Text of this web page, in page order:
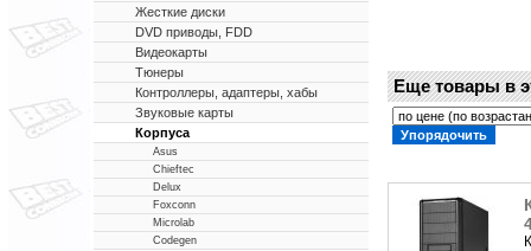
Жесткие диски
DVD приводы, FDD
Видеокарты
Тюнеры
Контроллеры, адаптеры, хабы
Звуковые карты
Корпуса
Asus
Chieftec
Delux
Foxconn
Microlab
Codegen
Еще товары в